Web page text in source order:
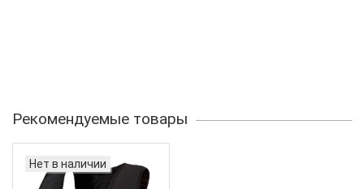
Рекомендуемые товары
Нет в наличии